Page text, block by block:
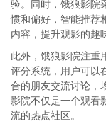
验。同时，饿狼影院
惯和偏好，智能推荐
内容，提升观影的趣
此外，饿狼影院注重
评分系统，用户可以
合的朋友交流讨论，
影院不仅是一个观看
流的热点社区。